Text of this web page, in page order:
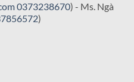
0373238670) - Ms. Ngà
)